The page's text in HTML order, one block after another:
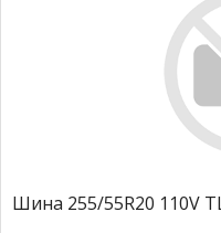
Шина 255/55R20 110V